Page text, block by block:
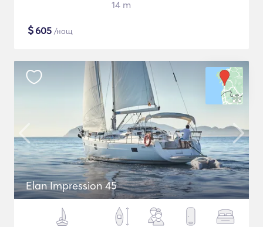
14 m
$605 /нощ
Elan Impression 45